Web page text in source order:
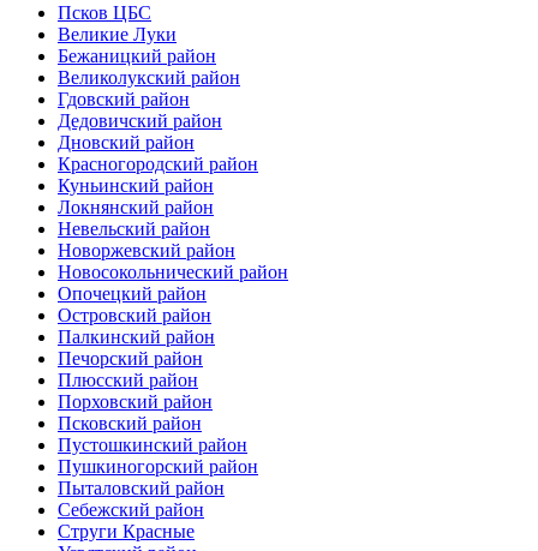
Псков ЦБС
Великие Луки
Бежаницкий район
Великолукский район
Гдовский район
Дедовичский район
Дновский район
Красногородский район
Куньинский район
Локнянский район
Невельский район
Новоржевский район
Новосокольнический район
Опочецкий район
Островский район
Палкинский район
Печорский район
Плюсский район
Порховский район
Псковский район
Пустошкинский район
Пушкиногорский район
Пыталовский район
Себежский район
Струги Красные